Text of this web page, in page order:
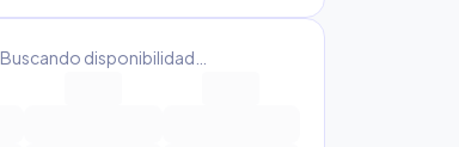
Buscando disponibilidad…